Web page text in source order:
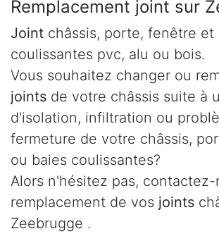
Remplacement joint sur
Joint châssis, porte, fenêtre et
coulissantes pvc, alu ou bois.
Vous souhaitez changer ou
joints de votre châssis suite à
d'isolation, infiltration ou
fermeture de votre châssis,
ou baies coulissantes?
Alors n'hésitez pas,
remplacement de vos joints
Zeebrugge .